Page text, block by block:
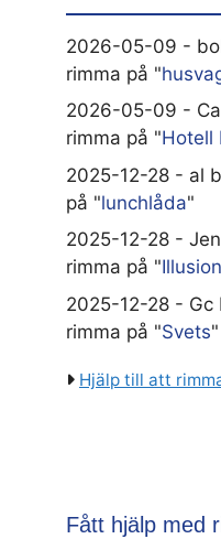
2026-05-09 -
rimma på "
2026-05-09 -
rimma på "Hotell
2025-12-28 - al
på "lunchlåda"
2025-12-28 -
rimma på "
2025-12-28 - Gc
rimma på "Svets"
Hjälp till att
Fått hjälp med